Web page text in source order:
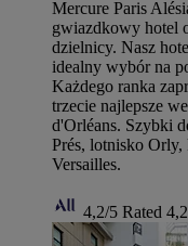
Mercure Paris
gwiazdkowy hotel
dzielnicy. Nasz
idealny wybór na
Każdego ranka
trzecie najlepsze
d'Orléans. Szybki
Prés, lotnisko Orly,
Versailles.
4,2/5 Rated